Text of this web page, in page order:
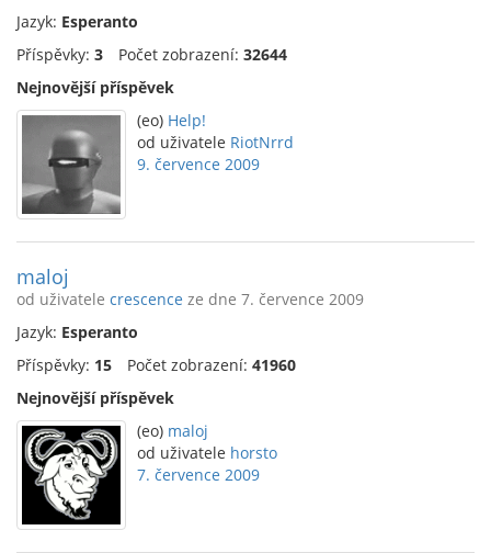
Jazyk: Esperanto
Příspěvky: 3 Počet zobrazení: 32644
Nejnovější příspěvek
(eo) Help!
od uživatele RiotNrrd
9. července 2009
maloj
od uživatele crescence ze dne 7. července 2009
Jazyk: Esperanto
Příspěvky: 15 Počet zobrazení: 41960
Nejnovější příspěvek
(eo) maloj
od uživatele horsto
7. července 2009